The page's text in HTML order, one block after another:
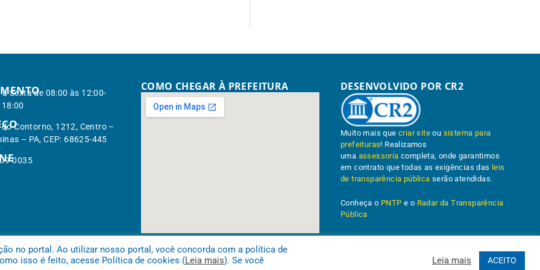
à Sexta de 08:00 às 12:00-
do Contorno, 1212, Centro –
– PA, CEP: 68625-445
0035
COMO CHEGAR À PREFEITURA DESENVOLVIDO POR CR2
Muito mais quecriar site ou sistema para
prefeituras! Realizamos
uma assessoria completa, onde garantimos
em contrato que todas as exigências das leis
de transparência pública serão atendidas.
Conheça o PNTP e o Radar da Transparência
Pública
no portal. Ao utilizar nosso portal, você concorda com a política de
isso é feito, acesse Política de cookies (Leia mais). Se você
Leia mais ACEITO